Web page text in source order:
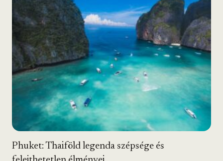
Phuket: Thaiföld legenda szépsége és